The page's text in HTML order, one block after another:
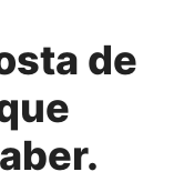
de